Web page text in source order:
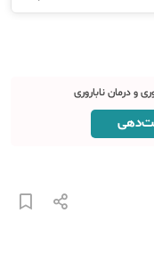
و درمان ناباروری